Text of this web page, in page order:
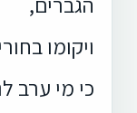
ויקומו
כי מי ערב